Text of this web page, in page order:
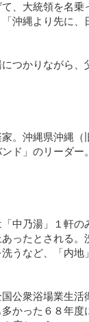
、大統領を名
沖縄より先に
つかりながら、
。沖縄県沖縄（
ド」のリーダー
中乃湯」１軒の
ったとされる
うなど、「内地
公衆浴場業生活
かった６８年